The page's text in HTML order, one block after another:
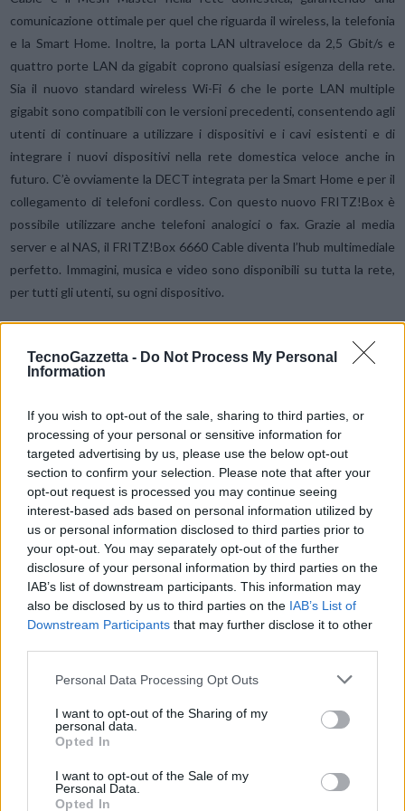
TecnoGazzetta - Do Not Process My Personal
Information
If you wish to opt-out of the sale, sharing to third parties, or
processing of your personal or sensitive information for
targeted advertising by us, please use the below opt-out
section to confirm your selection. Please note that after your
opt-out request is processed you may continue seeing
interest-based ads based on personal information utilized by
us or personal information disclosed to third parties prior to
your opt-out. You may separately opt-out of the further
disclosure of your personal information by third parties on the
IAB’s list of downstream participants. This information may
also be disclosed by us to third parties on the IAB’s List of
Downstream Participants that may further disclose it to other
Personal Data Processing Opt Outs
I want to opt-out of the Sharing of my
personal data.
Opted In
I want to opt-out of the Sale of my
Personal Data.
Opted In
comunicazione ottimale per quel che riguarda il wireless, la telefonia
e la Smart Home. Inoltre, la porta LAN ultraveloce da 2,5 Gbit/s e
quattro porte LAN da gigabit coprono qualsiasi esigenza della rete.
Sia il nuovo standard wireless Wi-Fi 6 che le porte LAN multiple
gigabit sono compatibili con le versioni precedenti, consentendo agli
utenti di continuare a utilizzare i dispositivi e i cavi esistenti e di
integrare i nuovi dispositivi nella rete domestica veloce anche in
futuro. C’è ovviamente la DECT integrata per la Smart Home e per il
collegamento di telefoni cordless. Con questo nuovo FRITZ!Box è
possibile utilizzare anche telefoni analogici o fax. Grazie al media
server e al NAS, il FRITZ!Box 6660 Cable diventa l’hub multimediale
perfetto. Immagini, musica e video sono disponibili su tutta la rete,
per tutti gli utenti, su ogni dispositivo.
Il primo router all-in-one al mondo per 5G e LTE con Mesh Wi-Fi
e Smart HomeCon il FRITZ Box 6850 5G, AVM presenta il primo
mobili. Il nuovo FRITZ!Box per 5G supporta le bande 5G nel range
sotto i 6 GHz e le attuali bande LTE in Europa. Dotato di una
connessione 5G/LTE, offre agli utenti alte prestazioni grazie ad una
veloce LAN wireless dual-band, con telefonia e una varietà di opzioni
di connessione per la rete cablata. Sono presenti inoltre quattro
porte LAN gigabit e una porta USB veloce. Con la base DECT e il
collegamento per telefoni analogici, il FRITZ!Box 6850 5G offre
all’utente una centrale operativa per la Smart Home e la telefonia
cordless. Grazie al FRITZ Box 6850 5G, la ben nota funzionalità e
flessibilità di un FRITZ Box come Mesh Master nella rete è
disponibile per l’utente nelle reti LAN wireless, telefonia, Smart
control, accesso guest wireless e accesso remoto possono essere
comunicazione mobile offre agli utenti una larghezza di banda di oltre
2 Gbit/s e una latenza ridotta. Questo rende il FRITZ!Box 6850 5G
particolarmente attraente per l’utilizzo con applicazioni real-time
come la realtà virtuale e il gaming.